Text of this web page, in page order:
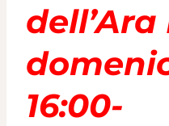
dell’Ara
16:00-